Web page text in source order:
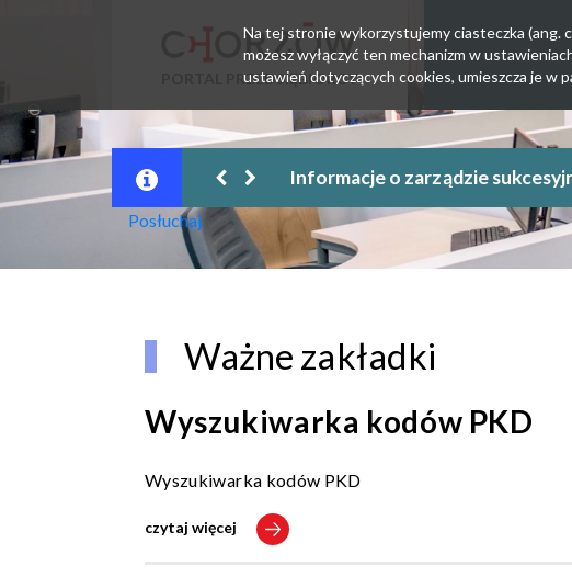
PORTAL PRZEDSIĘBIORCY
przedsiębiorstwem osoby fizycznej
Posłuchaj
Ważne zakładki
Wyszukiwarka kodów PKD
Wyszukiwarka kodów PKD
czytaj więcej
Na tej stronie wykorzystujemy ciasteczka (ang.
możesz wyłączyć ten mechanizm w
ustawień dotyczących cookies, umieszcza je w